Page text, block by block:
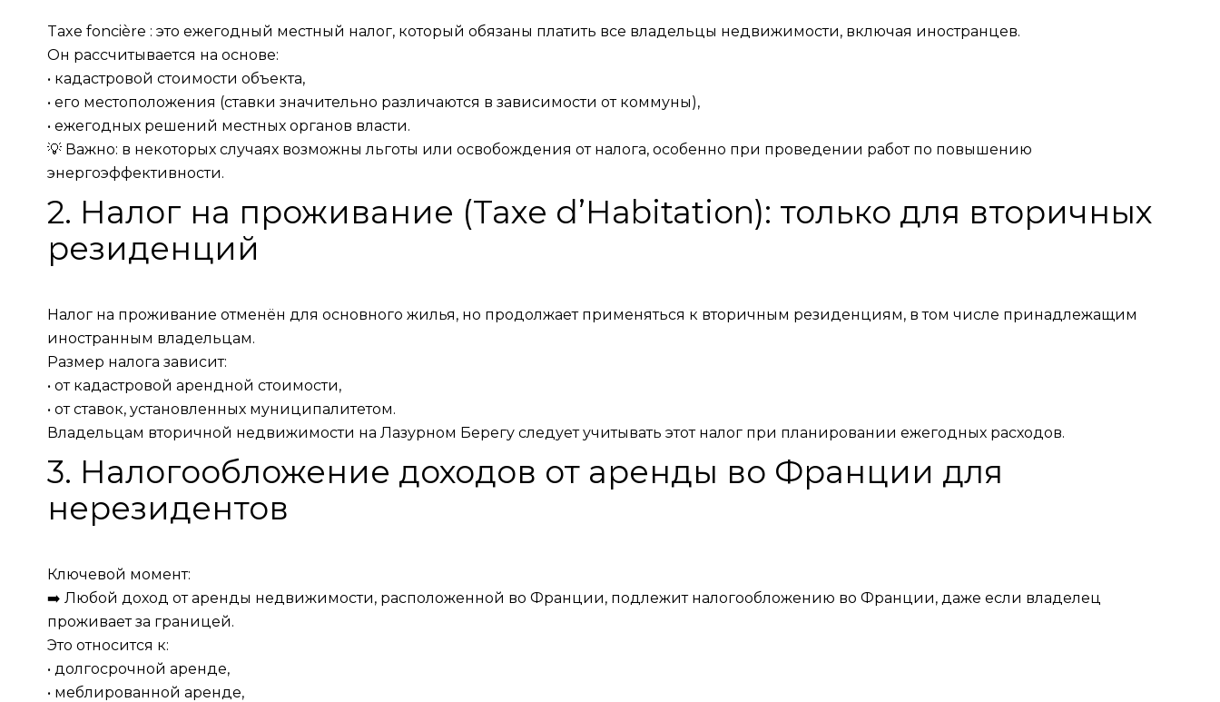
Taxe foncière : это ежегодный местный налог, который обязаны платить все владельцы недвижимости, включая иностранцев.
Он рассчитывается на основе:
• кадастровой стоимости объекта,
• его местоположения (ставки значительно различаются в зависимости от коммуны),
• ежегодных решений местных органов власти.
💡 Важно: в некоторых случаях возможны льготы или освобождения от налога, особенно при проведении работ по повышению
энергоэффективности.
2. Налог на проживание (Taxe d’Habitation): только для вторичных
резиденций
Налог на проживание отменён для основного жилья, но продолжает применяться к вторичным резиденциям, в том числе принадлежащим
иностранным владельцам.
Размер налога зависит:
• от кадастровой арендной стоимости,
• от ставок, установленных муниципалитетом.
Владельцам вторичной недвижимости на Лазурном Берегу следует учитывать этот налог при планировании ежегодных расходов.
3. Налогообложение доходов от аренды во Франции для
нерезидентов
Ключевой момент:
➡️ Любой доход от аренды недвижимости, расположенной во Франции, подлежит налогообложению во Франции, даже если владелец
проживает за границей.
Это относится к:
• долгосрочной аренде,
• меблированной аренде,